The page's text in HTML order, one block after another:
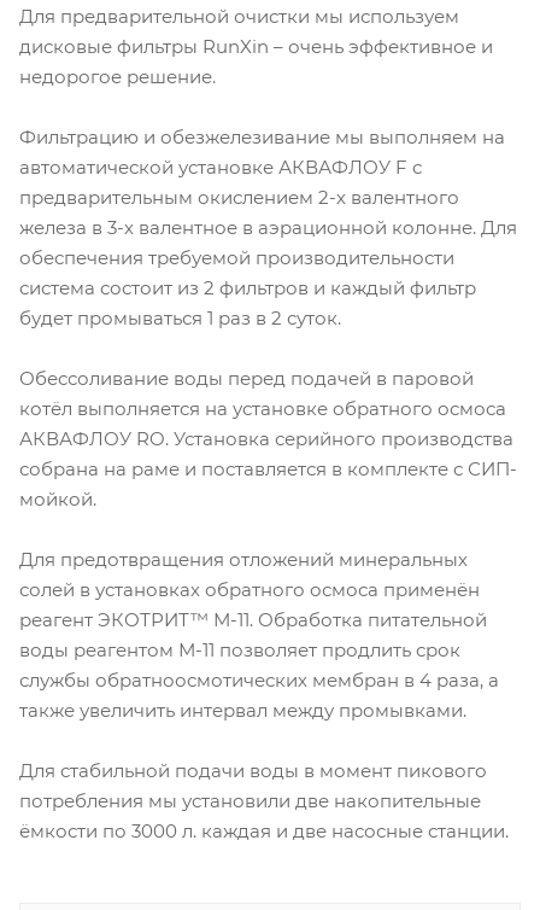
Для предварительной очистки мы используем
дисковые фильтры RunXin – очень эффективное и
недорогое решение.
Фильтрацию и обезжелезивание мы выполняем на
автоматической установке АКВАФЛОУ F с
предварительным окислением 2-х валентного
железа в 3-х валентное в аэрационной колонне. Для
обеспечения требуемой производительности
система состоит из 2 фильтров и каждый фильтр
будет промываться 1 раз в 2 суток.
Обессоливание воды перед подачей в паровой
котёл выполняется на установке обратного осмоса
АКВАФЛОУ RO. Установка серийного производства
собрана на раме и поставляется в комплекте с СИП-
мойкой.
Для предотвращения отложений минеральных
солей в установках обратного осмоса применён
реагент ЭКОТРИТ™ М-11. Обработка питательной
воды реагентом М-11 позволяет продлить срок
службы обратноосмотических мембран в 4 раза, а
также увеличить интервал между промывками.
Для стабильной подачи воды в момент пикового
потребления мы установили две накопительные
ёмкости по 3000 л. каждая и две насосные станции.